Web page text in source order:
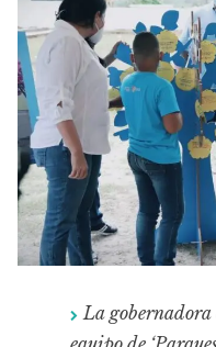
La gobernadora